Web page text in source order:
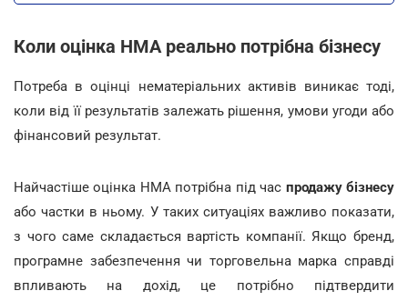
Коли оцінка НМА реально потрібна бізнесу
Потреба в оцінці нематеріальних активів виникає тоді,
коли від її результатів залежать рішення, умови угоди або
фінансовий результат.
Найчастіше оцінка НМА потрібна під час продажу бізнесу
або частки в ньому. У таких ситуаціях важливо показати,
з чого саме складається вартість компанії. Якщо бренд,
програмне забезпечення чи торговельна марка справді
впливають на дохід, це потрібно підтвердити